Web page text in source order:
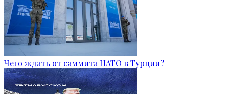
Чего ждать от саммита НАТО в Турции?